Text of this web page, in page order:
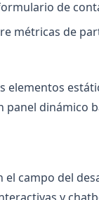
de
métricas de
panel dinámico
campo del